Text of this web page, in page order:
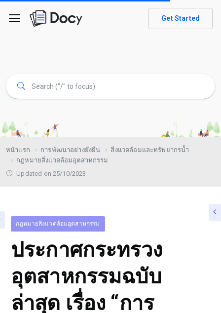
Get Started
หน้าแรก การพัฒนาอย่างยั่งยืน
สิ่งแวดล้อมและทรัพยากรน้ำ
กฎหมายสิ่งแวดล้อมอุตสาหกรรม
Updated on 25/10/2023
กฎหมายสิ่งแวดล้อมอุตสาหกรรม
ประกาศกระทรวง
อุตสาหกรรมฉบับ
ล่าสุด เรื่อง “การ